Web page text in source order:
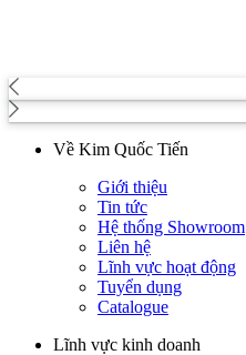
Về Kim Quốc Tiến
Giới thiệu
Tin tức
Hệ thống Showroom
Liên hệ
Lĩnh vực hoạt động
Tuyển dụng
Catalogue
Lĩnh vực kinh doanh